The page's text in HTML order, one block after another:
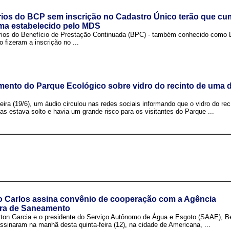
do BCP sem inscrição no Cadastro Único terão que
estabelecido pelo MDS
do Benefício de Prestação Continuada (BPC) - também conhecido como
fizeram a inscrição no ...
do Parque Ecológico sobre vidro do recinto de uma
(19/6), um áudio circulou nas redes sociais informando que o vidro do
estava solto e havia um grande risco para os visitantes do Parque ...
Carlos assina convênio de cooperação com a Agência
de Saneamento
Garcia e o presidente do Serviço Autônomo de Água e Esgoto (SAAE),
na manhã desta quinta-feira (12), na cidade de Americana, ...